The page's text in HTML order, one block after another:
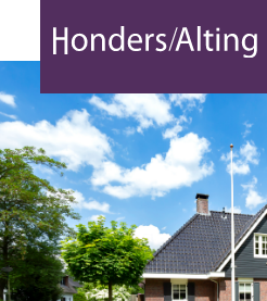
Verkocht Kivitslaan